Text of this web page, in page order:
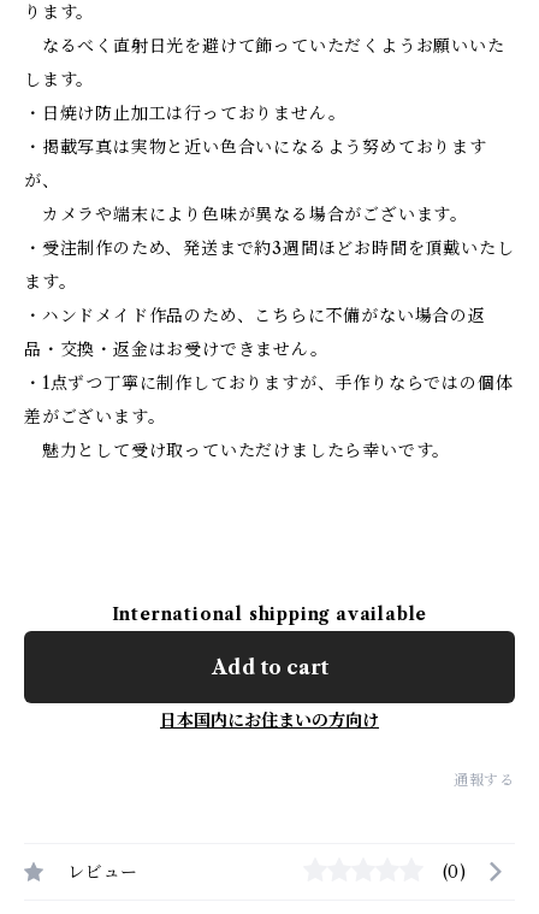
ります。
なるべく直射日光を避けて飾っていただくようお願いいた
します。
・日焼け防止加工は行っておりません。
・掲載写真は実物と近い色合いになるよう努めております
が、
カメラや端末により色味が異なる場合がございます。
・受注制作のため、発送まで約3週間ほどお時間を頂戴いたし
ます。
・ハンドメイド作品のため、こちらに不備がない場合の返
品・交換・返金はお受けできません。
・1点ずつ丁寧に制作しておりますが、手作りならではの個体
差がございます。
魅力として受け取っていただけましたら幸いです。
International shipping available
Add to cart
日本国内にお住まいの方向け
通報する
レビュー (0)